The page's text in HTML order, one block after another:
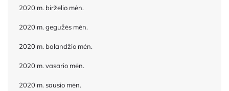
2020 m. birželio mėn.
2020 m. gegužės mėn.
2020 m. balandžio mėn.
2020 m. vasario mėn.
2020 m. sausio mėn.